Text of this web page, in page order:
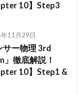
10】Step3
11月29日
サー物理 3rd
」徹底解説！
10】Step1 &